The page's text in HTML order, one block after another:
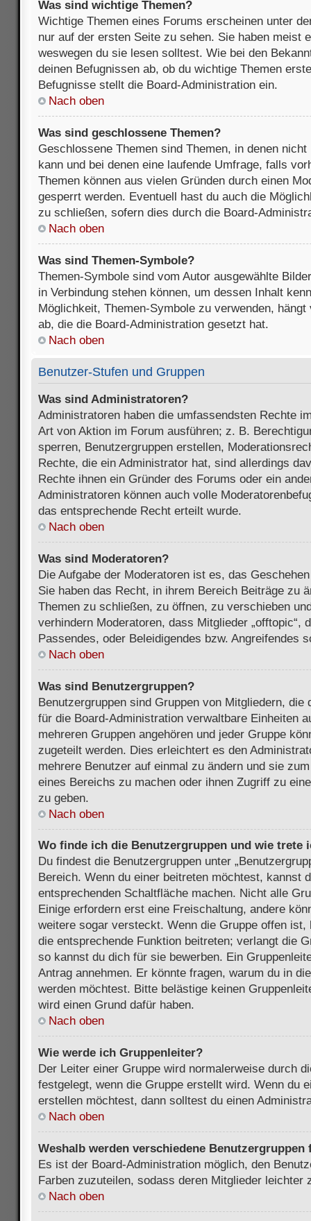
Was sind wichtige Themen?
Wichtige Themen eines Forums erscheinen unter
nur auf der ersten Seite zu sehen. Sie haben meist
weswegen du sie lesen solltest. Wie bei den
deinen Befugnissen ab, ob du wichtige Themen
Befugnisse stellt die Board-Administration ein.
Nach oben
Was sind geschlossene Themen?
Geschlossene Themen sind Themen, in denen
kann und bei denen eine laufende Umfrage, falls
Themen können aus vielen Gründen durch einen
gesperrt werden. Eventuell hast du auch die
zu schließen, sofern dies durch die Board-
Nach oben
Was sind Themen-Symbole?
Themen-Symbole sind vom Autor ausgewählte
in Verbindung stehen können, um dessen Inhalt
Möglichkeit, Themen-Symbole zu verwenden,
ab, die die Board-Administration gesetzt hat.
Nach oben
Benutzer-Stufen und Gruppen
Was sind Administratoren?
Administratoren haben die umfassendsten Rechte
Art von Aktion im Forum ausführen; z. B.
sperren, Benutzergruppen erstellen,
Rechte, die ein Administrator hat, sind allerdings
Rechte ihnen ein Gründer des Forums oder ein
Administratoren können auch volle
das entsprechende Recht erteilt wurde.
Nach oben
Was sind Moderatoren?
Die Aufgabe der Moderatoren ist es, das
Sie haben das Recht, in ihrem Bereich Beiträge zu
Themen zu schließen, zu öffnen, zu verschieben
verhindern Moderatoren, dass Mitglieder „offtopic“,
Passendes, oder Beleidigendes bzw. Angreifendes
Nach oben
Was sind Benutzergruppen?
Benutzergruppen sind Gruppen von Mitgliedern, die
für die Board-Administration verwaltbare Einheiten
mehreren Gruppen angehören und jeder Gruppe
zugeteilt werden. Dies erleichtert es den
mehrere Benutzer auf einmal zu ändern und sie
eines Bereichs zu machen oder ihnen Zugriff zu
zu geben.
Nach oben
Wo finde ich die Benutzergruppen und wie trete
Du findest die Benutzergruppen unter
Bereich. Wenn du einer beitreten möchtest, kannst
entsprechenden Schaltfläche machen. Nicht alle
Einige erfordern erst eine Freischaltung, andere
weitere sogar versteckt. Wenn die Gruppe offen
die entsprechende Funktion beitreten; verlangt die
so kannst du dich für sie bewerben. Ein
Antrag annehmen. Er könnte fragen, warum du in
werden möchtest. Bitte belästige keinen
wird einen Grund dafür haben.
Nach oben
Wie werde ich Gruppenleiter?
Der Leiter einer Gruppe wird normalerweise durch
festgelegt, wenn die Gruppe erstellt wird. Wenn du
erstellen möchtest, dann solltest du einen
Nach oben
Weshalb werden verschiedene
Es ist der Board-Administration möglich, den
Farben zuzuteilen, sodass deren Mitglieder leichter
Nach oben